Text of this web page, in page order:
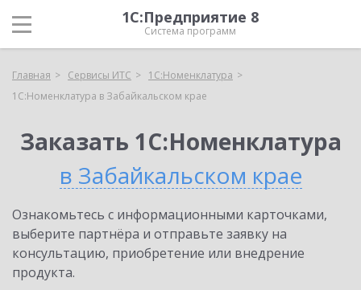
1С:Предприятие 8
Система программ
Главная Сервисы ИТС
1С:Номенклатура
1С:Номенклатура в Забайкальском крае
Заказать 1С:Номенклатура
в Забайкальском крае
Ознакомьтесь с информационными карточками,
выберите партнёра и отправьте заявку на
консультацию, приобретение или внедрение
продукта.